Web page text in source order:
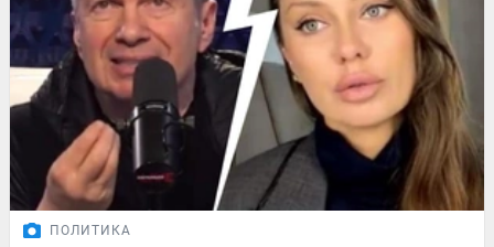
ПОЛИТИКА